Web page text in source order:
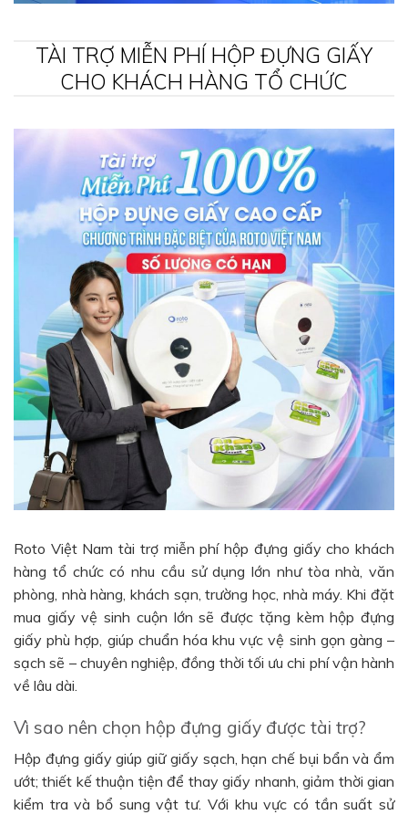
TÀI TRỢ MIỄN PHÍ HỘP ĐỰNG GIẤY
CHO KHÁCH HÀNG TỔ CHỨC
Roto Việt Nam tài trợ miễn phí hộp đựng giấy cho khách
hàng tổ chức có nhu cầu sử dụng lớn như tòa nhà, văn
phòng, nhà hàng, khách sạn, trường học, nhà máy. Khi đặt
mua giấy vệ sinh cuộn lớn sẽ được tặng kèm hộp đựng
giấy phù hợp, giúp chuẩn hóa khu vực vệ sinh gọn gàng –
sạch sẽ – chuyên nghiệp, đồng thời tối ưu chi phí vận hành
về lâu dài.
Vì sao nên chọn hộp đựng giấy được tài trợ?
Hộp đựng giấy giúp giữ giấy sạch, hạn chế bụi bẩn và ẩm
ướt; thiết kế thuận tiện để thay giấy nhanh, giảm thời gian
kiểm tra và bổ sung vật tư. Với khu vực có tần suất sử